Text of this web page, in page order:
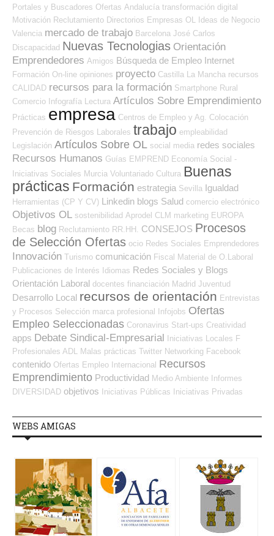
Portales y Buscadores Ofertas Andalucía transformación digital
Motivación Reclutamiento Directorios Empresas OL
Ideas de Negocio
Valencia mercado de trabajo Barcelona José Carlos
Discapacidad Nuevas Tecnologias Orientación
Emprendedores Amigos Búsqueda de Empleo Internet
Formación On-line opiniones proyecto Castilla La Mancha recursos
CALIDAD recursos para la formación Smartphone Rural
Comercio Infografía Lectura Artículos Sobre Emprendimiento
Prácticas empresa Centros de Empleo y Ag. Colocación
Prevención de Riesgos Laborales trabajo empleabilidad
Legislación Artículos Sobre OL social media redes sociales
Recursos Humanos Guías EMPREND Economía Social -
Iniciativas Sociales Murcia Voluntariado Cultura Buenas
prácticas Formación estrategia Sevilla Igualdad
Herramientas (CP Y CV) Linkedin blogs Salud comercio electrónico
Objetivos OL sostenibilidad Aprodel CLM marketing EUROPA
Becas blog Reclutamiento RR.HH. CONSEJOS Procesos
de Selección Ofertas ocio Redes Sociales Emprendedores
Innovación Turismo comunicación Fiscal
Material de O.Laboral
Publicaciones de Interés
Idiomas Redes Sociales y Blogs
Orientación Laboral docentes financiación Madrid Juventud
Desarrollo Local recursos de orientación Entrevistas
y Procesos Selección marca profesional Infojobs Ofertas
Empleo Seleccionadas Coronavirus Start-ups Creatividad
apps Debate Sindical-Empresarial Iniciativas Locales F
Profesionales ADL
Malas prácticas Twitter Networking Facebook
contenido Ofertas Empleo Internacional Recursos
Emprendimiento Productividad Medio Ambiente Informes
DIVERSIDAD objetivos Iniciativas Públicas Iniciativas Privadas
WEBS AMIGAS